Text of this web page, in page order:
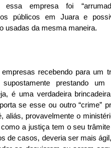
empresa foi
públicos em Juara e
usadas da mesma maneira.
prestando um
é uma verdadeira
se esse ou outro “crime”
aliás, provavelmente o
a justiça tem o seu
de casos, deveria ser mais